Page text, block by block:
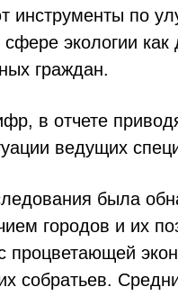
инструменты по
экологии как
граждан.
в отчете
ведущих
была
городов и их
процветающей
собратьев.